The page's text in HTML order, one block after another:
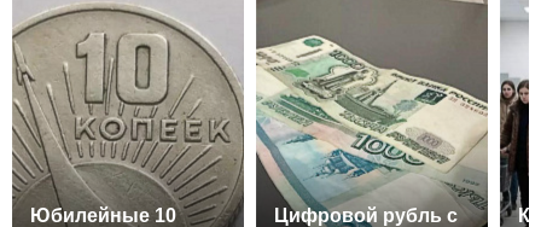
Юбилейные 10
Цифровой рубль с